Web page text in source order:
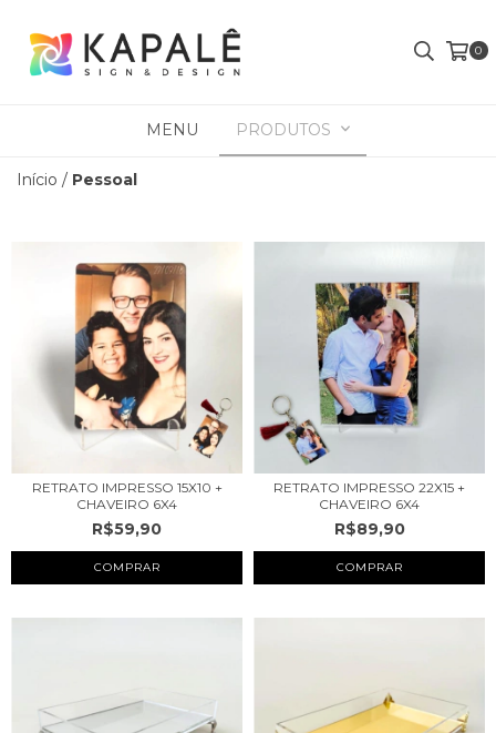
0
MENU PRODUTOS
Início / Pessoal
RETRATO IMPRESSO 15X10 +
CHAVEIRO 6X4
R$59,90
RETRATO IMPRESSO 22X15 +
CHAVEIRO 6X4
R$89,90